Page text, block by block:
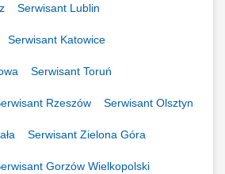
Serwisant Lublin
Serwisant Katowice
Serwisant Toruń
Rzeszów Serwisant Olsztyn
Serwisant Zielona Góra
Gorzów Wielkopolski